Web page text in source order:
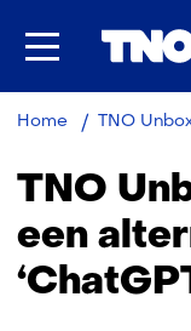
Home TNO
TNO
een